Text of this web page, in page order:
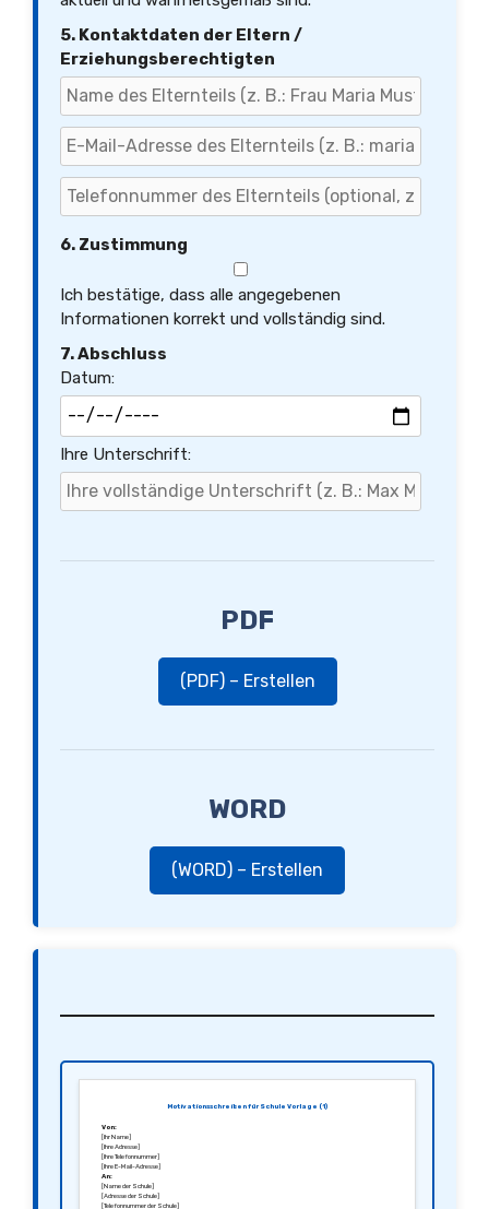
5. Kontaktdaten der Eltern /
Erziehungsberechtigten
6. Zustimmung
Ich bestätige, dass alle angegebenen
Informationen korrekt und vollständig sind.
7. Abschluss
Datum:
Ihre Unterschrift:
PDF
(PDF) – Erstellen
WORD
(WORD) – Erstellen
Motivationsschreiben für Schule Vorlage (1)
Von:
[Ihr Name]
[Ihre Adresse]
[Ihre Telefonnummer]
[Ihre E-Mail-Adresse]
An:
[Name der Schule]
[Adresse der Schule]
[Telefonnummer der Schule]